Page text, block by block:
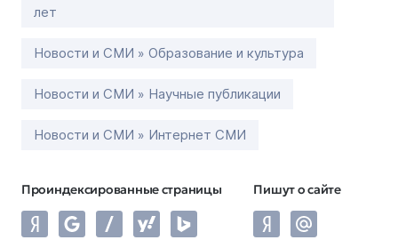
лет
Новости и СМИ » Образование и культура
Новости и СМИ » Научные публикации
Новости и СМИ » Интернет СМИ
Проиндексированные страницы Пишут о сайте